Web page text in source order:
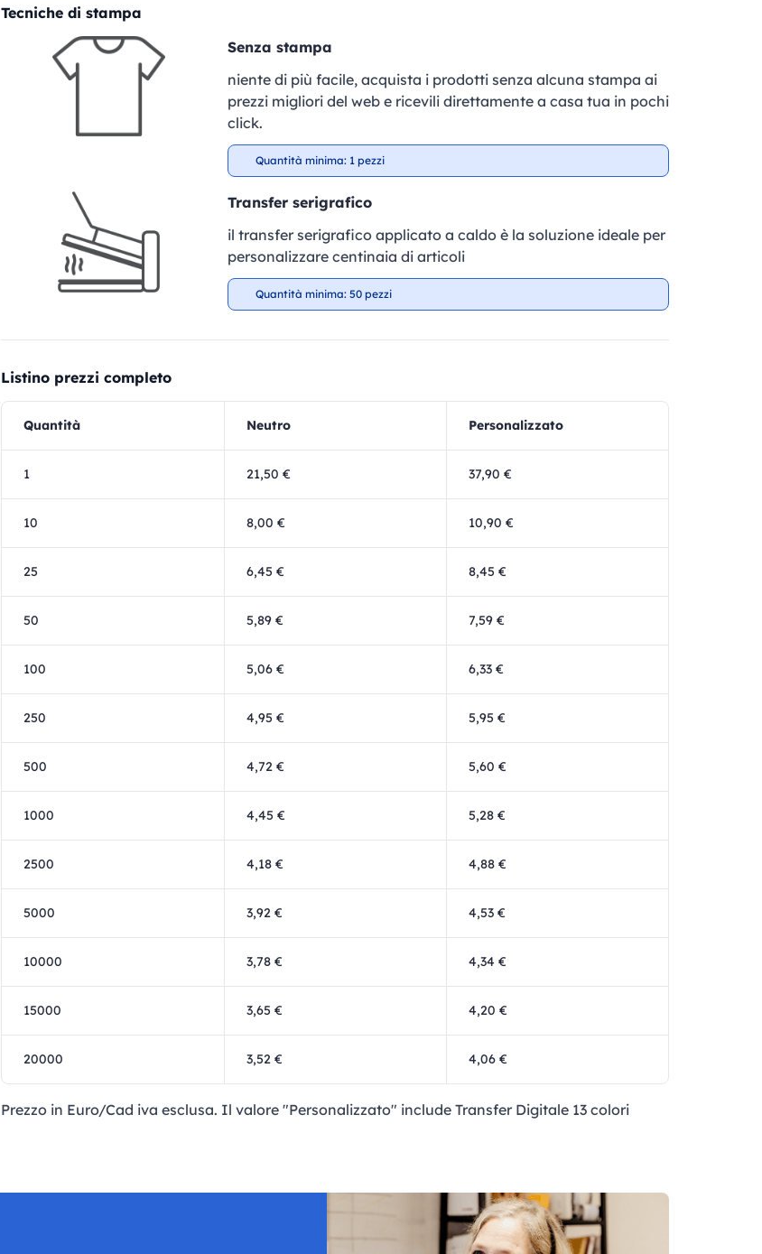
Tecniche di stampa
Senza stampa
niente di più facile, acquista i prodotti senza alcuna stampa ai
prezzi migliori del web e ricevili direttamente a casa tua in pochi
click.
Quantità minima: 1 pezzi
Transfer serigrafico
il transfer serigrafico applicato a caldo è la soluzione ideale per
personalizzare centinaia di articoli
Quantità minima: 50 pezzi
Listino prezzi completo
Quantità Neutro Personalizzato
1 21,50 € 37,90 €
10 8,00 € 10,90 €
25 6,45 € 8,45 €
50 5,89 € 7,59 €
100 5,06 € 6,33 €
250 4,95 € 5,95 €
500 4,72 € 5,60 €
1000 4,45 € 5,28 €
2500 4,18 € 4,88 €
5000 3,92 € 4,53 €
10000 3,78 € 4,34 €
15000 3,65 € 4,20 €
20000 3,52 € 4,06 €
Prezzo in Euro/Cad iva esclusa. Il valore "Personalizzato" include Transfer Digitale 13 colori